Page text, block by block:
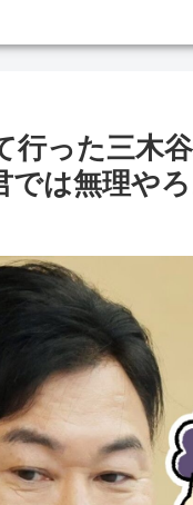
行った三木
は無理やろ